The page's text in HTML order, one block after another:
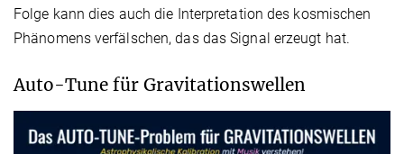
Folge kann dies auch die Interpretation des kosmischen
Phänomens verfälschen, das das Signal erzeugt hat.
Auto-Tune für Gravitationswellen